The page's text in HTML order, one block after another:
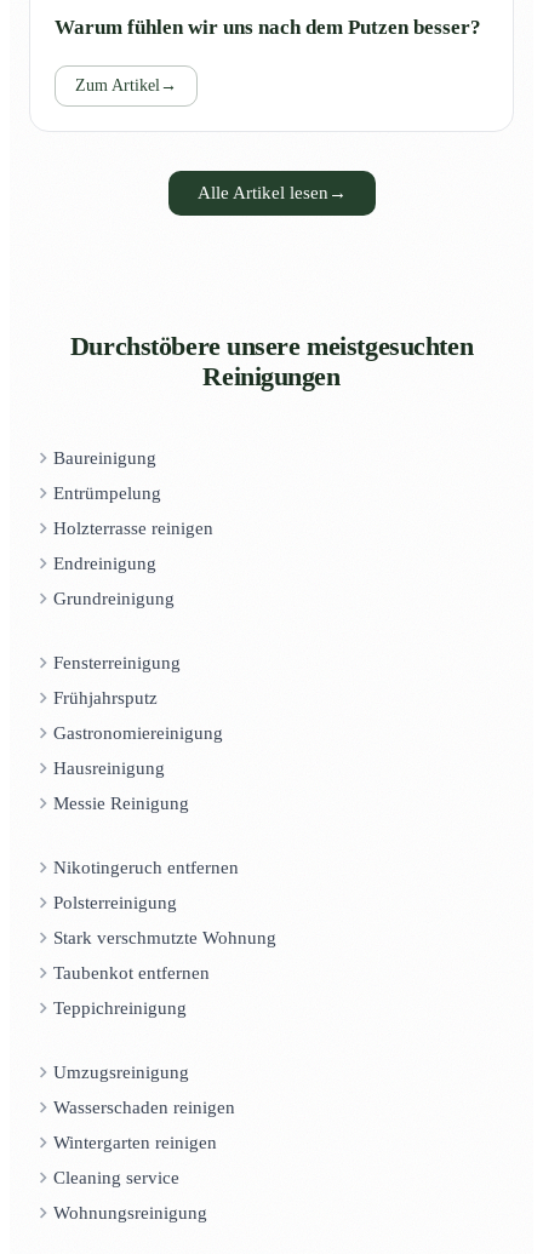
Warum fühlen wir uns nach dem Putzen besser?
Zum Artikel →
Alle Artikel lesen →
Durchstöbere unsere meistgesuchten
Reinigungen
Baureinigung
Entrümpelung
Holzterrasse reinigen
Endreinigung
Grundreinigung
Fensterreinigung
Frühjahrsputz
Gastronomiereinigung
Hausreinigung
Messie Reinigung
Nikotingeruch entfernen
Polsterreinigung
Stark verschmutzte Wohnung
Taubenkot entfernen
Teppichreinigung
Umzugsreinigung
Wasserschaden reinigen
Wintergarten reinigen
Cleaning service
Wohnungsreinigung